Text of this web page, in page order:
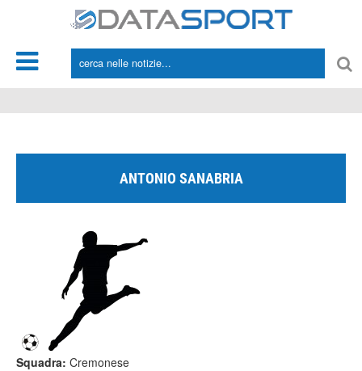
ANTONIO SANABRIA
Squadra: Cremonese